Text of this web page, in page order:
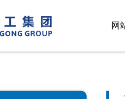
网